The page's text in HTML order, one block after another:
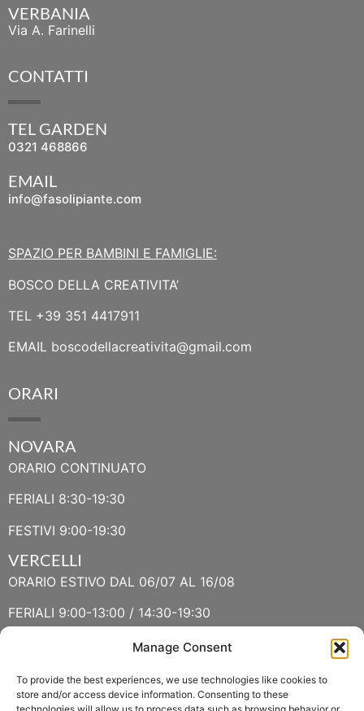
Manage Consent
To provide the best experiences, we use technologies like cookies to
store and/or access device information. Consenting to these
VERBANIA
Via A. Farinelli
CONTATTI
TEL GARDEN
0321 468866
EMAIL
info@fasolipiante.com
SPAZIO PER BAMBINI E FAMIGLIE:
BOSCO DELLA CREATIVITA’
TEL +39 351 4417911
EMAIL boscodellacreativita@gmail.com
ORARI
NOVARA
ORARIO CONTINUATO
FERIALI 8:30-19:30
FESTIVI 9:00-19:30
VERCELLI
ORARIO ESTIVO DAL 06/07 AL 16/08
FERIALI 9:00-13:00 / 14:30-19:30
FESTIVI 9:30-13:00 / 14:30-19:30
VERBANIA